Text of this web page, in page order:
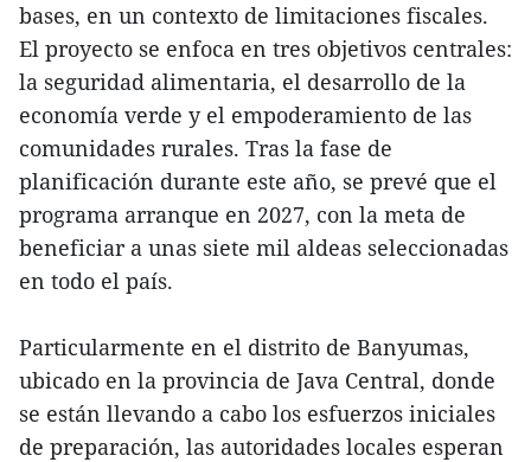
bases, en un contexto de limitaciones fiscales.
El proyecto se enfoca en tres objetivos centrales:
la seguridad alimentaria, el desarrollo de la
economía verde y el empoderamiento de las
comunidades rurales. Tras la fase de
planificación durante este año, se prevé que el
programa arranque en 2027, con la meta de
beneficiar a unas siete mil aldeas seleccionadas
en todo el país.
Particularmente en el distrito de Banyumas,
ubicado en la provincia de Java Central, donde
se están llevando a cabo los esfuerzos iniciales
de preparación, las autoridades locales esperan